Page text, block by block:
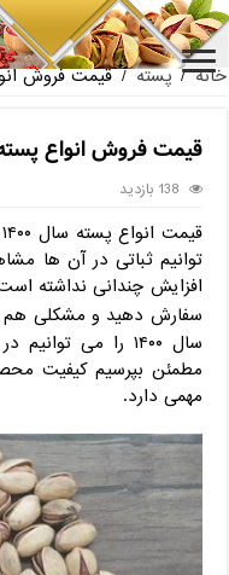
فروش عمده مغز پسته
خانه / پسته / قیمت فروش
قیمت فروش انواع پسته
138 بازدید
توانیم ثباتی در آن ها
افزایش چندانی نداشته
سفارش دهید و مشکلی هم
سال ۱۴۰۰ را می
مطمئن بپرسیم کیفیت
مهمی دارد.